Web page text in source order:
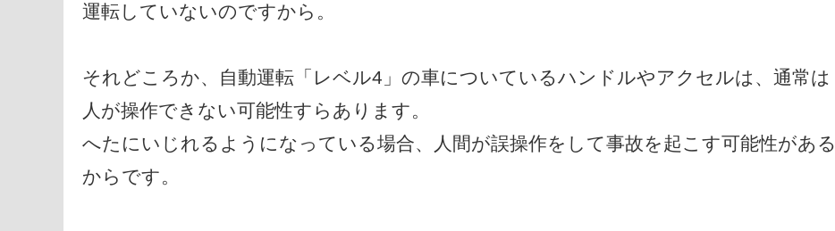
運転していないのですから。
それどころか、自動運転「レベル4」の車についているハンドルやアクセルは、通常は
人が操作できない可能性すらあります。
へたにいじれるようになっている場合、人間が誤操作をして事故を起こす可能性がある
からです。